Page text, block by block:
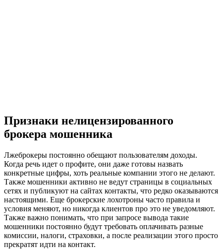
Признаки нелицензированного
брокера мошенника
Лжеброкеры постоянно обещают пользователям доходы.
Когда речь идет о профите, они даже готовы назвать
конкретные цифры, хоть реальные компании этого не делают.
Также мошенники активно не ведут страницы в социальных
сетях и публикуют на сайтах контакты, что редко оказываются
настоящими. Еще брокерские лохотроны часто правила и
условия меняют, но никогда клиентов про это не уведомляют.
Также важно понимать, что при запросе вывода такие
мошенники постоянно будут требовать оплачивать разные
комиссии, налоги, страховки, а после реализации этого просто
прекратят идти на контакт.